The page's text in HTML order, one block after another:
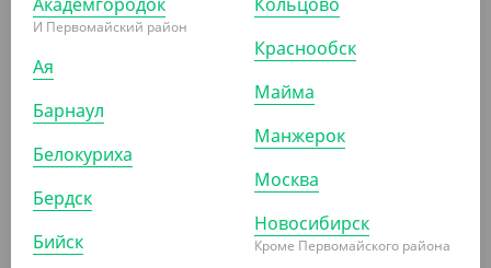
АРТ. 13000181
(4 ₽/ШТ)
Набор "ПРЕМИУМ" 2/1, черный (ложка, салфетка
белая)
И Первомайский район
Ая
Барнаул
Белокуриха
Бердск
Бийск
Краснообск
Майма
Манжерок
Москва
Новосибирск
Кроме Первомайского района